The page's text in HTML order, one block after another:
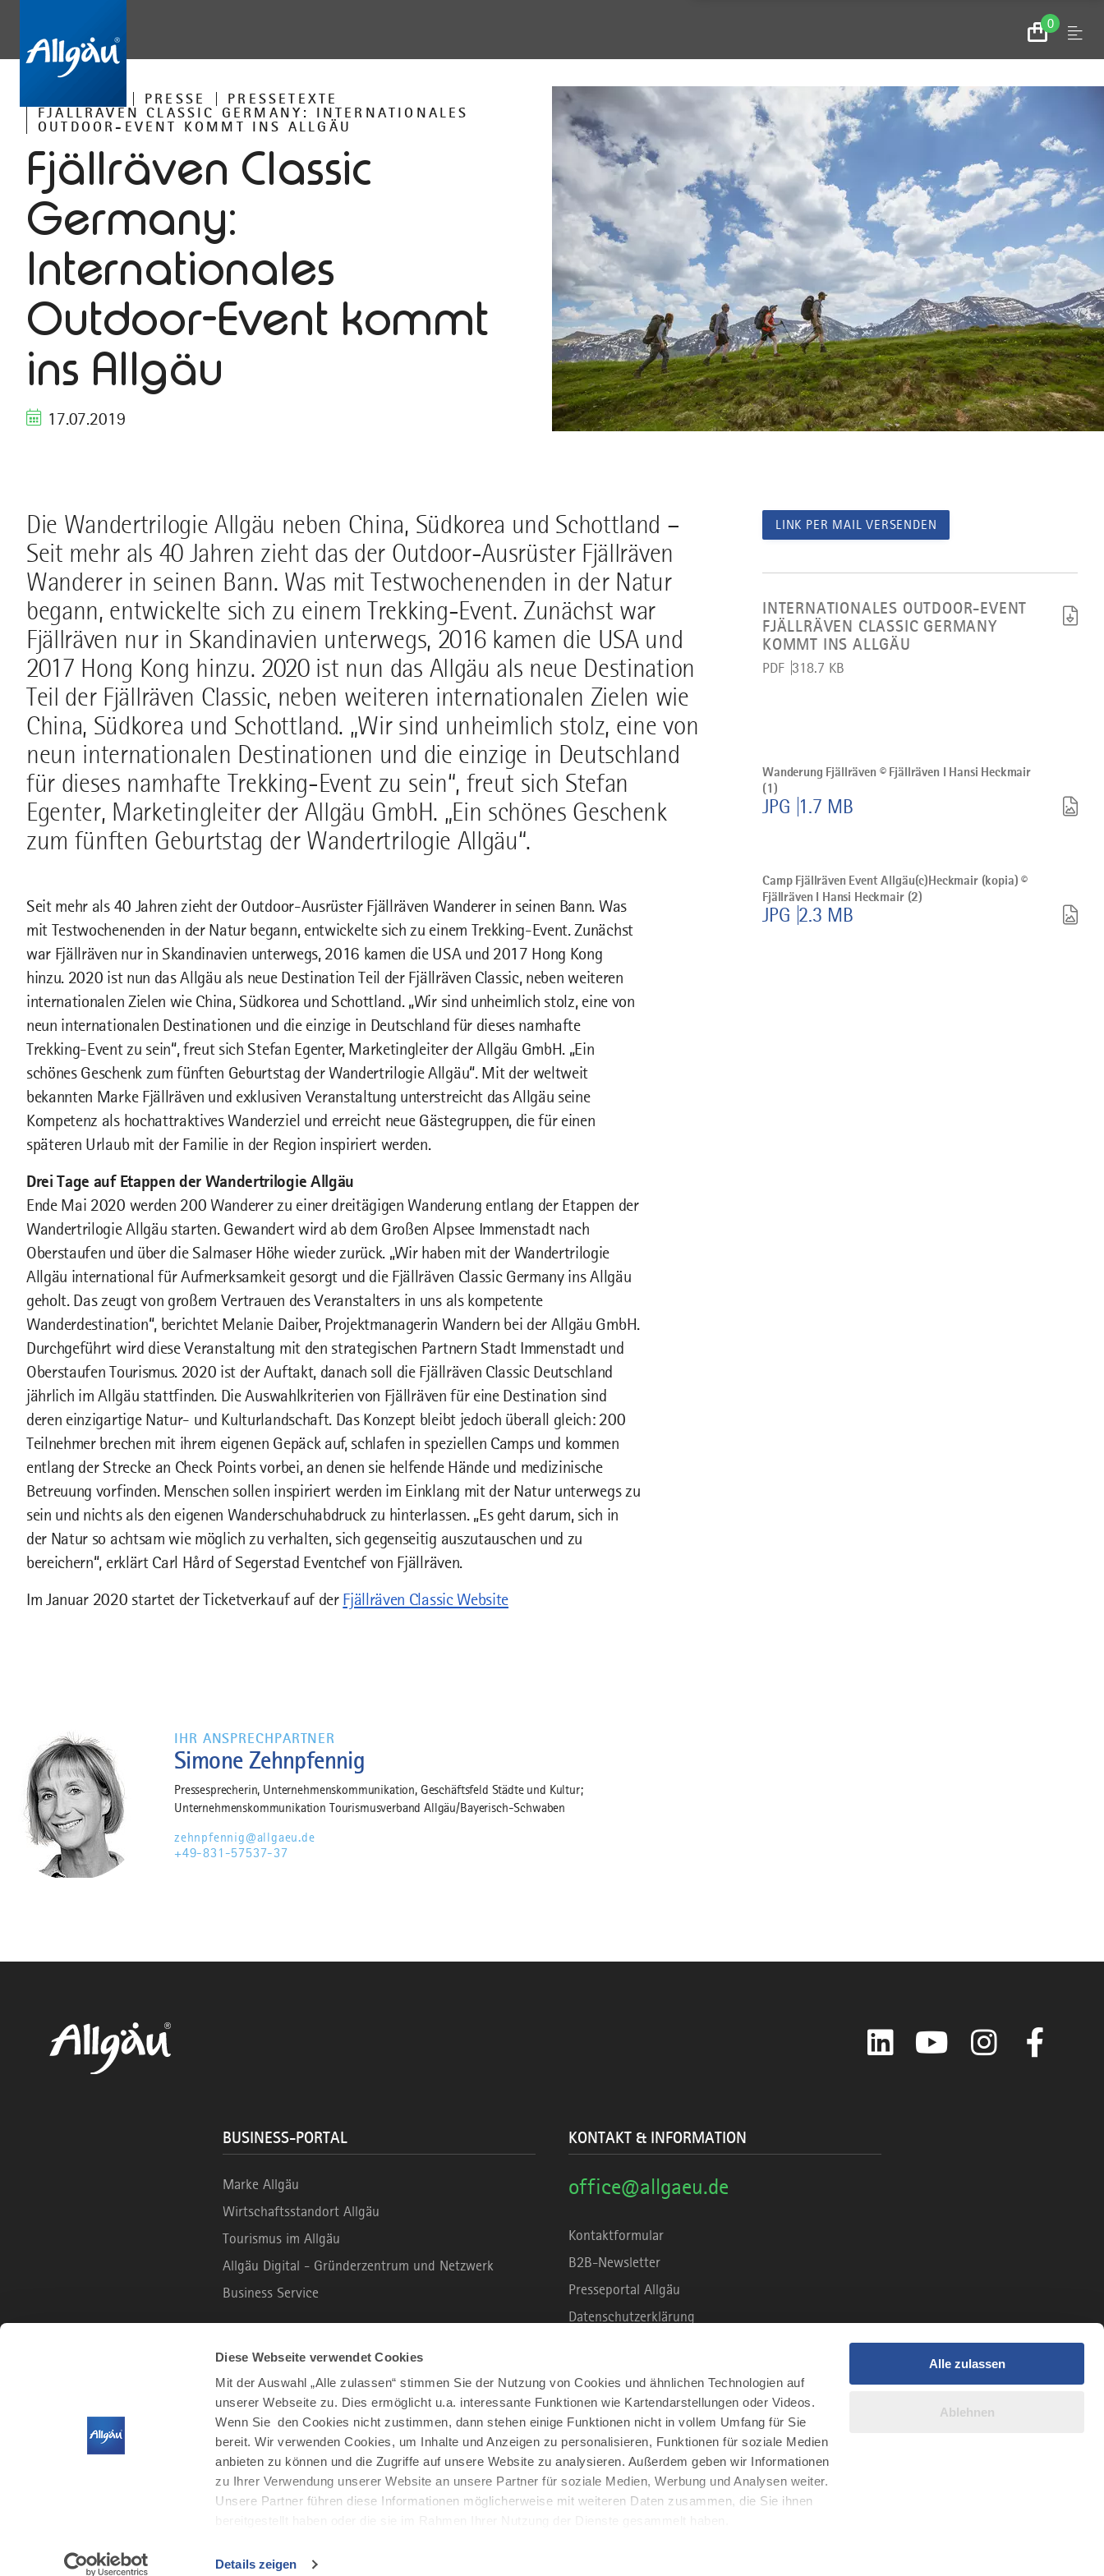
Diese Webseite verwendet Cookies
Mit der Auswahl „Alle zulassen“ stimmen Sie der Nutzung von Cookies und ähnlichen Technologien auf
unserer Webseite zu. Dies ermöglicht u.a. interessante Funktionen wie Kartendarstellungen oder Videos.
Wenn Sie den Cookies nicht zustimmen, dann stehen einige Funktionen nicht in vollem Umfang für Sie
bereit. Wir verwenden Cookies, um Inhalte und Anzeigen zu personalisieren, Funktionen für soziale Medien
anbieten zu können und die Zugriffe auf unsere Website zu analysieren. Außerdem geben wir Informationen
zu Ihrer Verwendung unserer Website an unsere Partner für soziale Medien, Werbung und Analysen weiter.
Unsere Partner führen diese Informationen möglicherweise mit weiteren Daten zusammen, die Sie ihnen
Details zeigen
Alle zulassen
Ablehnen
0
Zum
Warenkorb
Menu
PRESSE
PRESSETEXTE
FJÄLLRÄVEN CLASSIC GERMANY: INTERNATIONALES
OUTDOOR-EVENT KOMMT INS ALLGÄU
Fjällräven Classic
Germany:
Internationales
Outdoor-Event kommt
ins Allgäu
17.07.2019
Die Wandertrilogie Allgäu neben China, Südkorea und Schottland –
Seit mehr als 40 Jahren zieht das der Outdoor-Ausrüster Fjällräven
Wanderer in seinen Bann. Was mit Testwochenenden in der Natur
begann, entwickelte sich zu einem Trekking-Event. Zunächst war
Fjällräven nur in Skandinavien unterwegs, 2016 kamen die USA und
2017 Hong Kong hinzu. 2020 ist nun das Allgäu als neue Destination
Teil der Fjällräven Classic, neben weiteren internationalen Zielen wie
China, Südkorea und Schottland. „Wir sind unheimlich stolz, eine von
neun internationalen Destinationen und die einzige in Deutschland
für dieses namhafte Trekking-Event zu sein“, freut sich Stefan
Egenter, Marketingleiter der Allgäu GmbH. „Ein schönes Geschenk
zum fünften Geburtstag der Wandertrilogie Allgäu“.
Seit mehr als 40 Jahren zieht der Outdoor-Ausrüster Fjällräven Wanderer in seinen Bann. Was
mit Testwochenenden in der Natur begann, entwickelte sich zu einem Trekking-Event. Zunächst
war Fjällräven nur in Skandinavien unterwegs, 2016 kamen die USA und 2017 Hong Kong
hinzu. 2020 ist nun das Allgäu als neue Destination Teil der Fjällräven Classic, neben weiteren
internationalen Zielen wie China, Südkorea und Schottland. „Wir sind unheimlich stolz, eine von
neun internationalen Destinationen und die einzige in Deutschland für dieses namhafte
Trekking-Event zu sein“, freut sich Stefan Egenter, Marketingleiter der Allgäu GmbH. „Ein
schönes Geschenk zum fünften Geburtstag der Wandertrilogie Allgäu“. Mit der weltweit
bekannten Marke Fjällräven und exklusiven Veranstaltung unterstreicht das Allgäu seine
Kompetenz als hochattraktives Wanderziel und erreicht neue Gästegruppen, die für einen
späteren Urlaub mit der Familie in der Region inspiriert werden.
Drei Tage auf Etappen der Wandertrilogie Allgäu
Ende Mai 2020 werden 200 Wanderer zu einer dreitägigen Wanderung entlang der Etappen der
Wandertrilogie Allgäu starten. Gewandert wird ab dem Großen Alpsee Immenstadt nach
Oberstaufen und über die Salmaser Höhe wieder zurück. „Wir haben mit der Wandertrilogie
Allgäu international für Aufmerksamkeit gesorgt und die Fjällräven Classic Germany ins Allgäu
geholt. Das zeugt von großem Vertrauen des Veranstalters in uns als kompetente
Wanderdestination“, berichtet Melanie Daiber, Projektmanagerin Wandern bei der Allgäu GmbH.
Durchgeführt wird diese Veranstaltung mit den strategischen Partnern Stadt Immenstadt und
Oberstaufen Tourismus. 2020 ist der Auftakt, danach soll die Fjällräven Classic Deutschland
jährlich im Allgäu stattfinden. Die Auswahlkriterien von Fjällräven für eine Destination sind
deren einzigartige Natur- und Kulturlandschaft. Das Konzept bleibt jedoch überall gleich: 200
Teilnehmer brechen mit ihrem eigenen Gepäck auf, schlafen in speziellen Camps und kommen
entlang der Strecke an Check Points vorbei, an denen sie helfende Hände und medizinische
Betreuung vorfinden. Menschen sollen inspiriert werden im Einklang mit der Natur unterwegs zu
sein und nichts als den eigenen Wanderschuhabdruck zu hinterlassen. „Es geht darum, sich in
der Natur so achtsam wie möglich zu verhalten, sich gegenseitig auszutauschen und zu
bereichern“, erklärt Carl Hård of Segerstad Eventchef von Fjällräven.
Im Januar 2020 startet der Ticketverkauf auf der Fjällräven Classic Website
LINK PER MAIL VERSENDEN
INTERNATIONALES OUTDOOR-EVENT
FJÄLLRÄVEN CLASSIC GERMANY
KOMMT INS ALLGÄU
PDF 318.7 KB
Outdoor-
Event
Fjällräven
Classic
Germany
kommt
Wanderung Fjällräven © Fjällräven I Hansi Heckmair
(1)
JPG 1.7 MB
Fjällräven
©
Fjällräven
Camp Fjällräven Event Allgäu(c)Heckmair (kopia) ©
Fjällräven I Hansi Heckmair (2)
JPG 2.3 MB
Fjällräven
Event
Allgäu(c)Heckmair
(kopia)
IHR ANSPRECHPARTNER
Simone Zehnpfennig
Pressesprecherin, Unternehmenskommunikation, Geschäftsfeld Städte und Kultur;
Unternehmenskommunikation Tourismusverband Allgäu/Bayerisch-Schwaben
zehnpfennig@allgaeu.de
+49-831-57537-37
LinkedIn YouTube Instagram
BUSINESS-PORTAL
Marke Allgäu
Wirtschaftsstandort Allgäu
Tourismus im Allgäu
Allgäu Digital - Gründerzentrum und Netzwerk
Business Service
B2C PORTAL
Urlaub und Freizeit
Leben und Arbeiten
Der Allgäu Podcast
KONTAKT & INFORMATION
office@allgaeu.de
Kontaktformular
B2B-Newsletter
Presseportal Allgäu
Datenschutzerklärung
Unsere Haltung zu Künstlicher Intelligenz
Impressum